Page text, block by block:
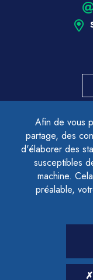
Afin de vous
partage, des
d'élaborer des
susceptibles
machine.
préalable,
CONTACTER LE